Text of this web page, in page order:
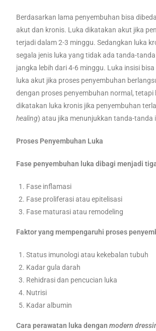
Berdasarkan lama penyembuhan bisa
akut dan kronis. Luka dikatakan akut jika
terjadi dalam 2-3 minggu. Sedangkan luka
segala jenis luka yang tidak ada tanda-
jangka lebih dari 4-6 minggu. Luka insisi
luka akut jika proses penyembuhan
dengan proses penyembuhan normal, tetapi
dikatakan luka kronis jika penyembuhan
healing) atau jika menunjukkan tanda-tanda
Proses Penyembuhan Luka
Fase penyembuhan luka dibagi menjadi
Fase inflamasi
Fase proliferasi atau epitelisasi
Fase maturasi atau remodeling
Faktor yang mempengaruhi proses
Status imunologi atau kekebalan tubuh
Kadar gula darah
Rehidrasi dan pencucian luka
Nutrisi
Kadar albumin
Cara perawatan luka denganmodern